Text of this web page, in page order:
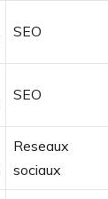
SEO
SEO
Reseaux
sociaux